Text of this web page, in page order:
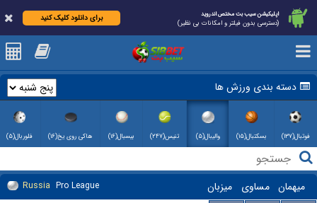
اپلیکیشن سیب بت مختص اندروید
(دسترسی بدون فیلتر و امکانات بی نظیر)
برای دانلود کلیک کنید
دسته بندی ورزش ها
فوتبال(۱۳۷) بسکتبال(۱۵) والیبال(۵) تنیس(۲۴۷) بیسبال(۱۶) هاکی روی یخ(۱۶) فلوربال(۵)
Russia Pro League میزبان مساوی میهمان